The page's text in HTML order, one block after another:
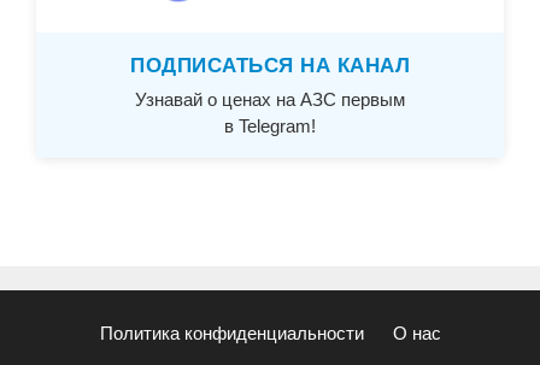
ПОДПИСАТЬСЯ НА КАНАЛ
Узнавай о ценах на АЗС первым
в Telegram!
Политика конфиденциальности О нас